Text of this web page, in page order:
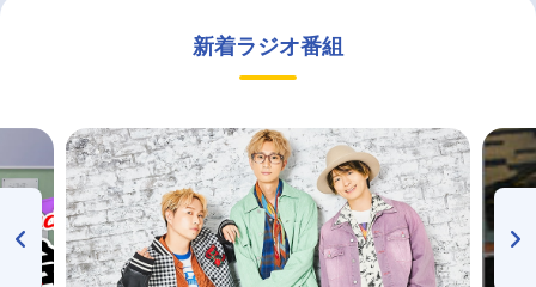
新着ラジオ番組